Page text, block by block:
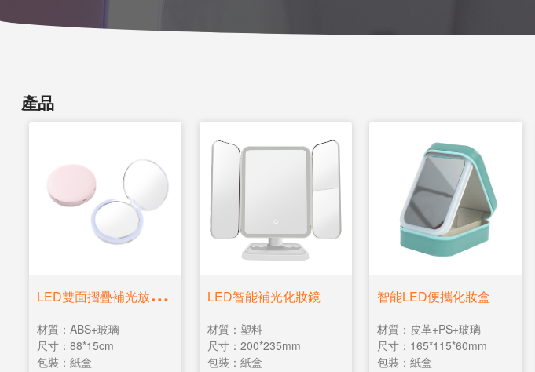
產品
L
ED雙面摺疊補光放大化妝鏡
材質：ABS+玻璃
尺寸：88*15cm
包裝：紙盒
LED智能補光化妝鏡
材質：塑料
尺寸：200*235mm
包裝：紙盒
智能LED便攜化妝盒
材質：皮革+PS+玻璃
尺寸：165*115*60mm
包裝：紙盒